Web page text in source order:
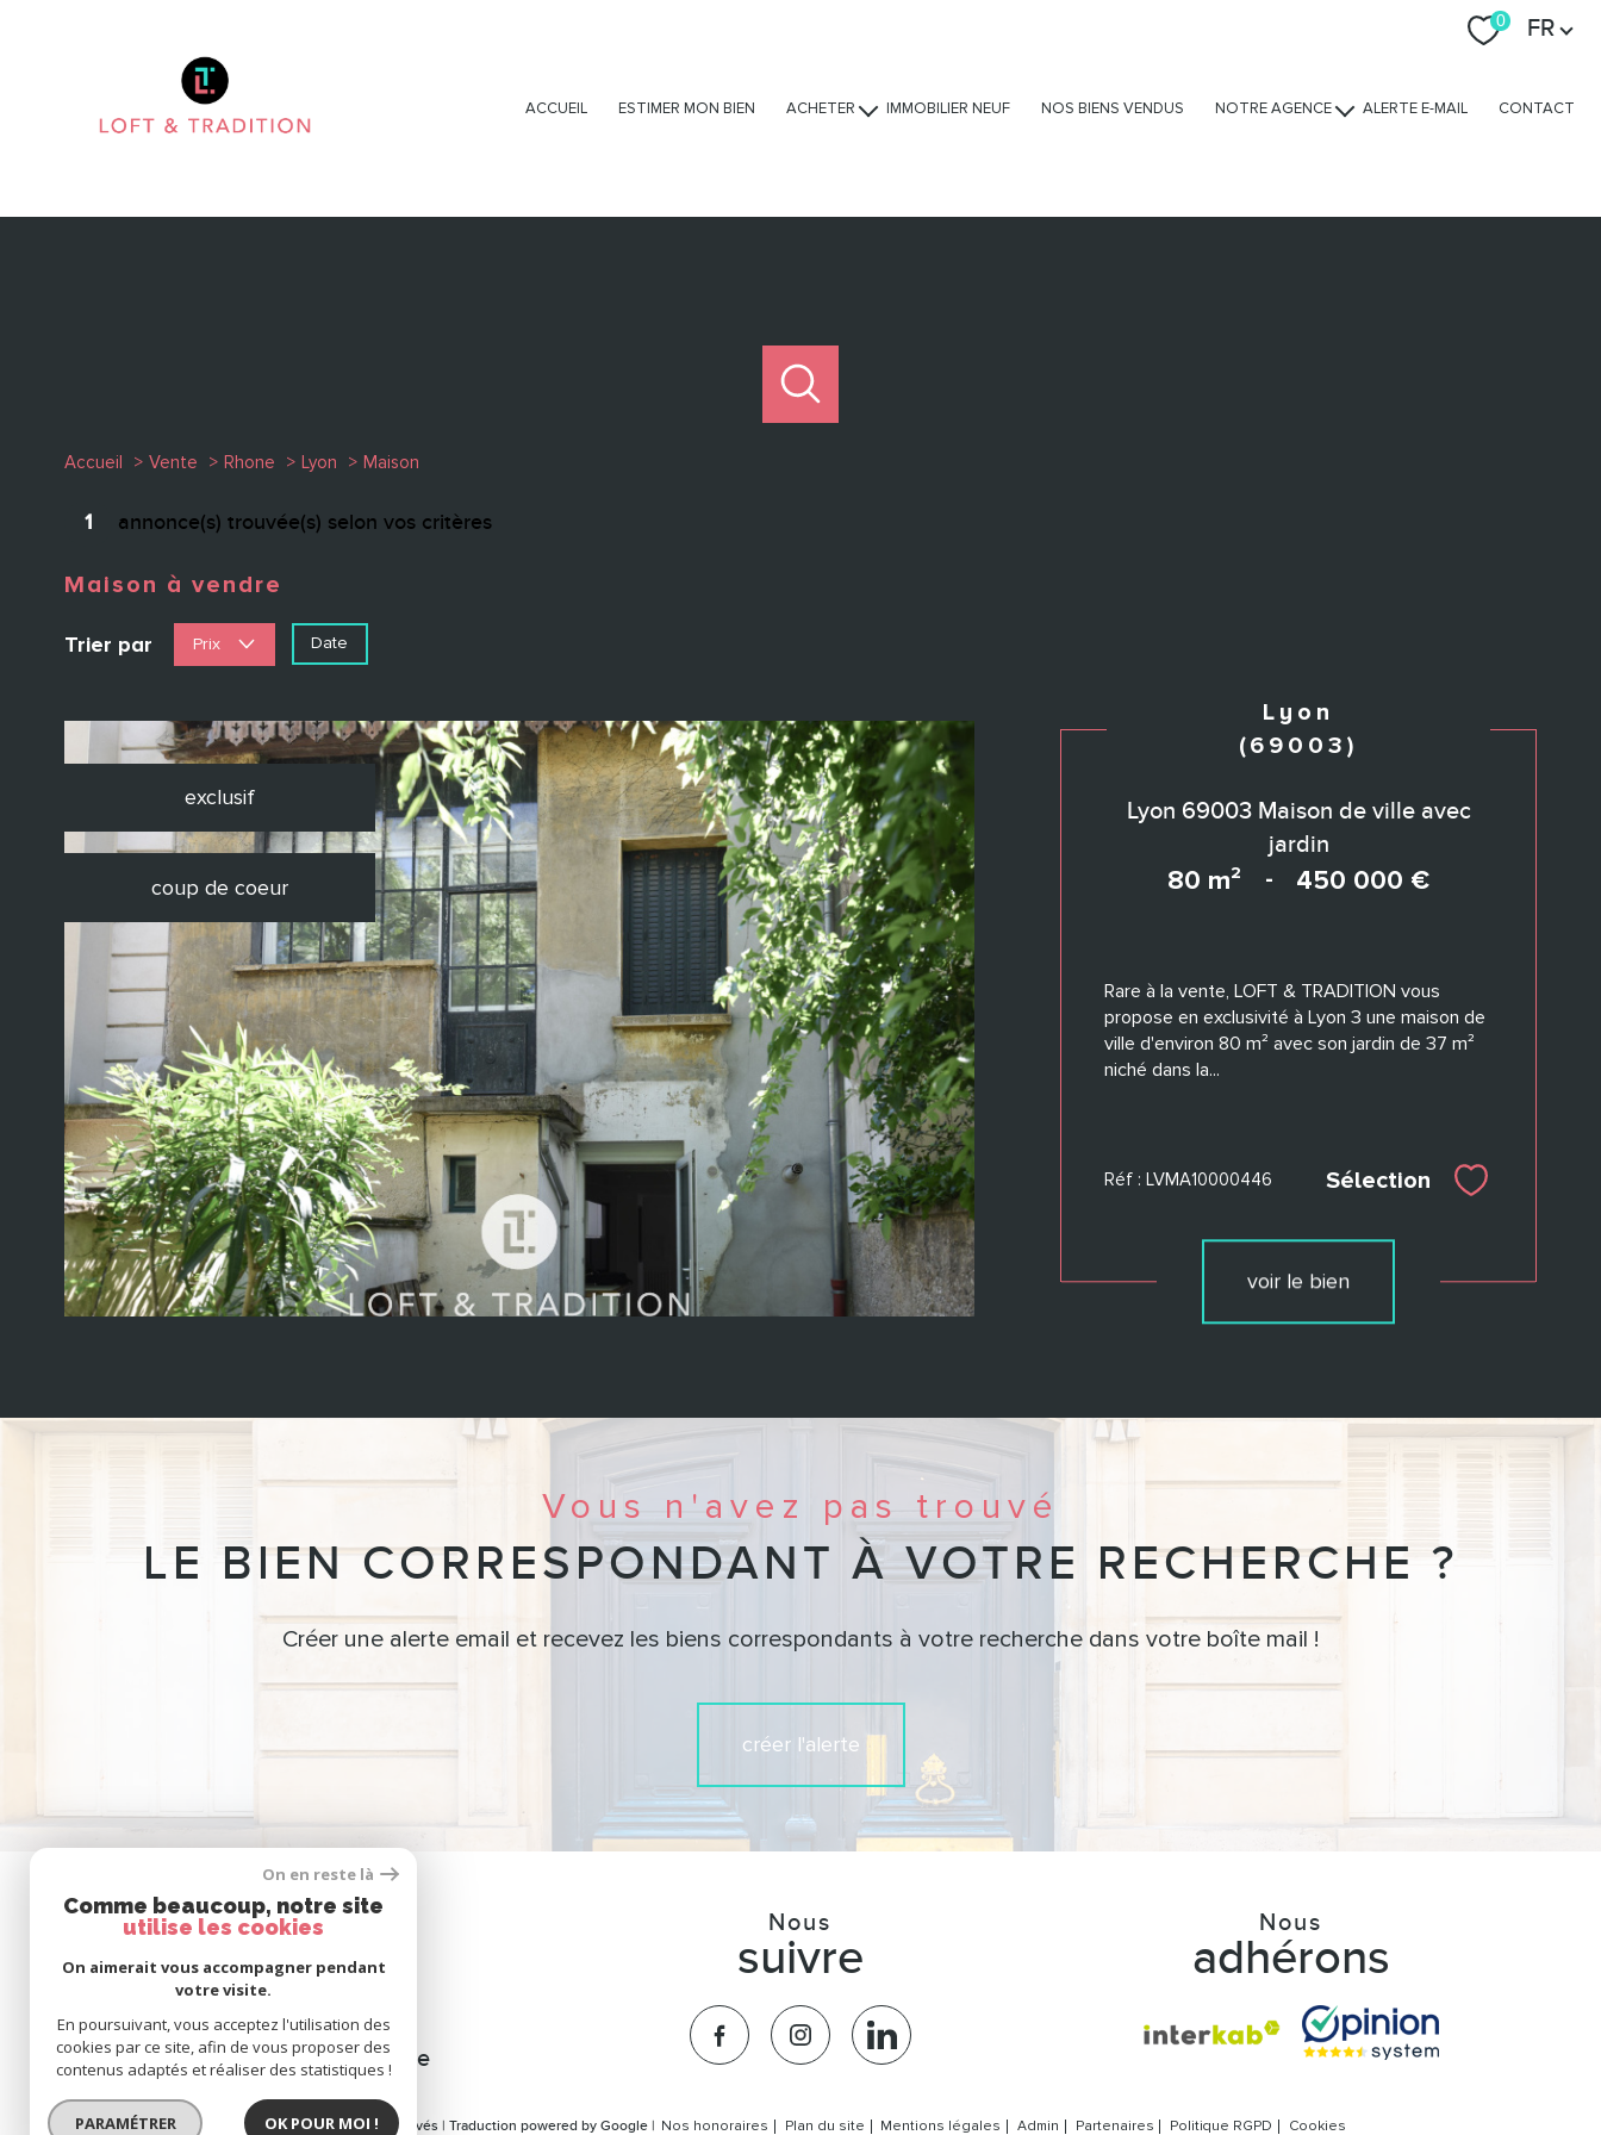
0 Langue
FR
ACCUEIL ESTIMER MON BIEN ACHETER IMMOBILIER NEUF NOS BIENS VENDUS NOTRE AGENCE ALERTE E-MAIL CONTACT
Accueil Vente Rhone Lyon Maison
1 annonce(s) trouvée(s) selon vos critères
Maison à vendre
Trier par Prix Date
exclusif
coup de coeur
Lyon
(69003)
Lyon 69003 Maison de ville avec
jardin
80 m² - 450 000 €
Rare à la vente, LOFT & TRADITION vous
propose en exclusivité à Lyon 3 une maison de
ville d'environ 80 m² avec son jardin de 37 m²
niché dans la...
Réf : LVMA10000446 Sélection Sélectionner
voir le bien
Vous n'avez pas trouvé
LE BIEN CORRESPONDANT À VOTRE RECHERCHE ?
Créer une alerte email et recevez les biens correspondants à votre recherche dans votre boîte mail !
créer l'alerte
Se
connecter
espace propriétaire
Nous
suivre
Nous
adhérons
© 2026 | Tous droits réservés | Traduction powered by Google | Nos honoraires Plan du site Mentions légales Admin Partenaires Politique RGPD Cookies
On en reste là
Comme beaucoup, notre site
utilise les cookies
On aimerait vous accompagner pendant
votre visite.
En poursuivant, vous acceptez l'utilisation des
cookies par ce site, afin de vous proposer des
contenus adaptés et réaliser des statistiques !
PARAMÉTRER OK POUR MOI !